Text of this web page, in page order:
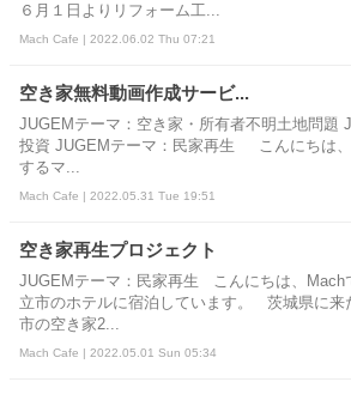
６月１日よりリフォーム工...
Mach Cafe | 2022.06.02 Thu 07:21
空き家無料動画作成サービ...
JUGEMテーマ：空き家・所有者不明土地問題
投資 JUGEMテーマ：民家再生 こんにちは
するマ...
Mach Cafe | 2022.05.31 Tue 19:51
空き家再生プロジェクト
JUGEMテーマ：民家再生 こんにちは、
立市のホテルに宿泊しています。 茨城県に来
市の空き家2...
Mach Cafe | 2022.05.01 Sun 05:34